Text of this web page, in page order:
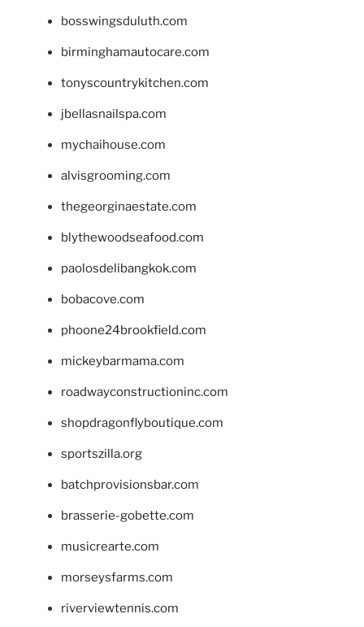
bosswingsduluth.com
birminghamautocare.com
tonyscountrykitchen.com
jbellasnailspa.com
mychaihouse.com
alvisgrooming.com
thegeorginaestate.com
blythewoodseafood.com
paolosdelibangkok.com
bobacove.com
phoone24brookfield.com
mickeybarmama.com
roadwayconstructioninc.com
shopdragonflyboutique.com
sportszilla.org
batchprovisionsbar.com
brasserie-gobette.com
musicrearte.com
morseysfarms.com
riverviewtennis.com